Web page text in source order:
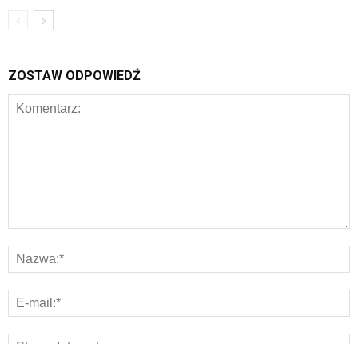
ZOSTAW ODPOWIEDŹ